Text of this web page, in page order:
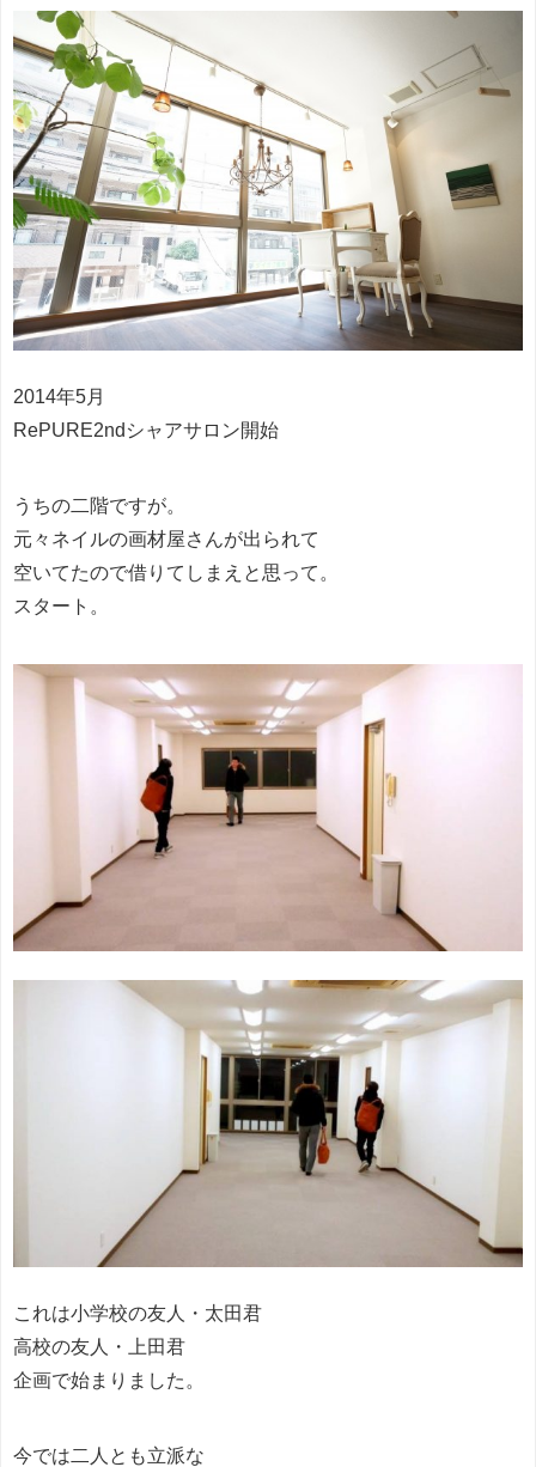
2014年5月
RePURE2ndシャアサロン開始
うちの二階ですが。
元々ネイルの画材屋さんが出られて
空いてたので借りてしまえと思って。
スタート。
これは小学校の友人・太田君
高校の友人・上田君
企画で始まりました。
今では二人とも立派な